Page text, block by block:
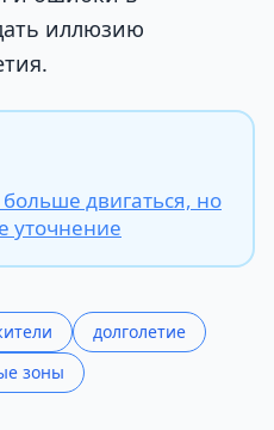
иллюзию
двигаться, но
уточнение
долголетие
зоны